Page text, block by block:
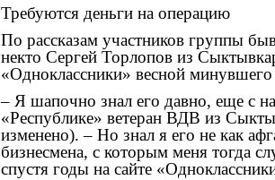
Требуются деньги на операцию
По рассказам участников группы
некто Сергей Торлопов из
«Одноклассники» весной минувшего
– Я шапочно знал его давно, еще с
«Республике» ветеран ВДВ из
изменено). – Но знал я его не как
бизнесмена, с которым меня тогда
спустя годы на сайте